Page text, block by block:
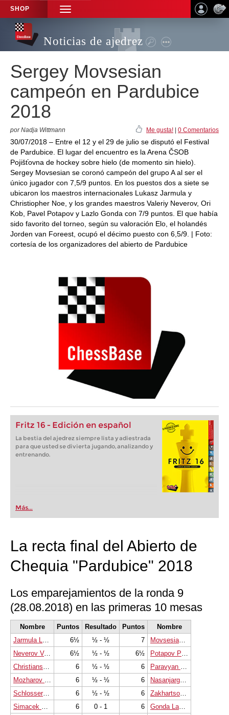
SHOP
TOGGLE
NAVIGATION
Noticias de ajedrez
Sergey Movsesian
campeón en Pardubice
2018
por Nadja Wittmann Me gusta! 0 Comentarios
30/07/2018 – Entre el 12 y el 29 de julio se disputó el Festival
de Pardubice. El lugar del encuentro es la Arena ČSOB
Pojišťovna de hockey sobre hielo (de momento sin hielo).
Sergey Movsesian se coronó campeón del grupo A al ser el
único jugador con 7,5/9 puntos. En los puestos dos a siete se
ubicaron los maestros internacionales Lukasz Jarmula y
Christiopher Noe, y los grandes maestros Valeriy Neverov, Ori
Kob, Pavel Potapov y Lazlo Gonda con 7/9 puntos. El que había
sido favorito del torneo, según su valoración Elo, el holandés
Jorden van Foreest, ocupó el décimo puesto con 6,5/9. | Foto:
cortesía de los organizadores del abierto de Pardubice
Fritz 16 - Edición en español
La bestia del ajedrez siempre lista y adiestrada
para que usted se divierta jugando, analizando y
entrenando.
Más...
La recta final del Abierto de
Chequia "Pardubice" 2018
Los emparejamientos de la ronda 9
(28.08.2018) en las primeras 10 mesas
Nombre Puntos Resultado Puntos
Nombre
Jarmula Lukasz
6½ ½ - ½ 7
Movsesian Sergei
Neverov Valeriy
6½ ½ - ½ 6½
Potapov Pavel
Christiansen Johan-Sebastian
6 ½ - ½ 6
Paravyan David
Mozharov Mikhail
6 ½ - ½ 6
Nasanjargal Urtnasan
Schlosser Philipp
6 ½ - ½ 6
Zakhartsov Viacheslav V.
Simacek Pavel
6 0 - 1 6
Gonda Laszlo